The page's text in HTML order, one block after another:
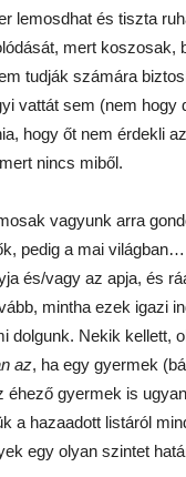
lemosdhat és tiszta
mert koszosak,
tudják számára
vattát sem (nem
hogy őt nem érdekli
nincs miből.
vagyunk arra
pedig a mai
és/vagy az apja, és
mintha ezek igazi
dolgunk. Nekik kellett,
az, ha egy gyermek
gyermek is
a hazaadott listáról
egy olyan szintet